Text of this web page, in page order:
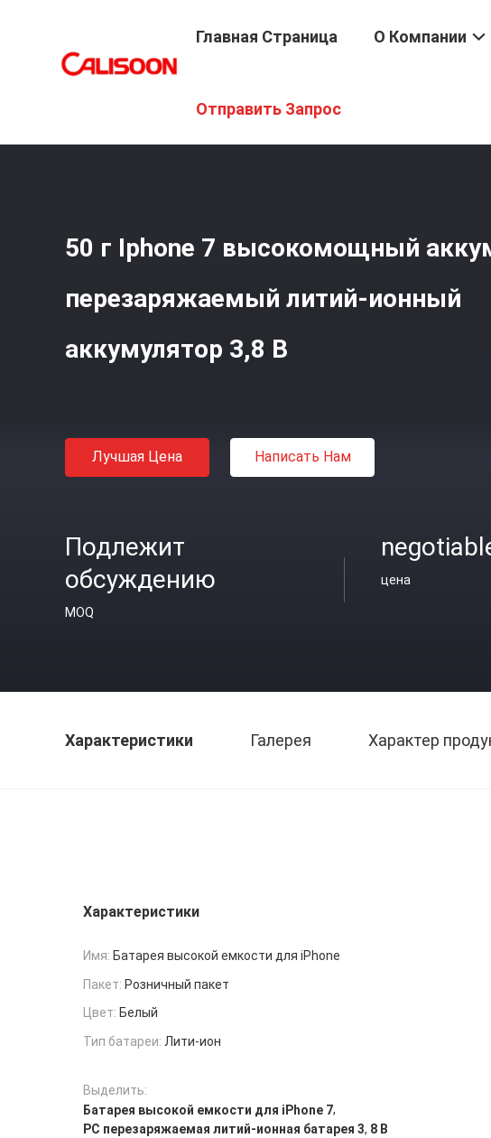
Главная Страница О Компании
Отправить Запрос
50 г Iphone 7 высокомощный
перезаряжаемый литий-ионный
аккумулятор 3,8 В
Лучшая Цена Написать Нам
Подлежит
обсуждению
MOQ
цена
Характеристики Галерея Характер
Характеристики
Имя: Батарея высокой емкости для iPhone
Пакет: Розничный пакет
Цвет: Белый
Тип батареи: Лити-ион
Выделить:
Батарея высокой емкости для iPhone 7,
PC перезаряжаемая литий-ионная батарея 3, 8 В